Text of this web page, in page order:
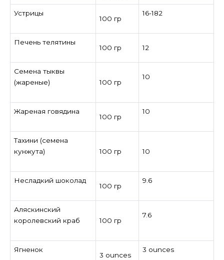
Устрицы
100 гр
16-182
Печень телятины
100 гр 12
Семена тыквы
(жареные)
100 гр
10
Жареная говядина
100 гр
10
Тахини (семена
кунжута)
100 гр 10
Несладкий шоколад
100 гр
9.6
Аляскинский
королевский краб
100 гр
7.6
Ягненок
3 ounces
3 ounces